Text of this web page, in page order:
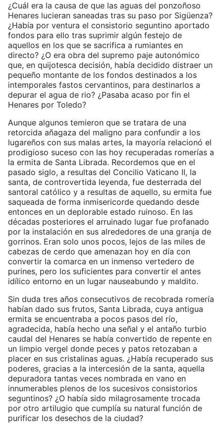
¿Cuál era la causa de que las aguas del ponzoñoso
Henares lucieran saneadas tras su paso por Sigüenza?
¿Había por ventura el consistorio seguntino aportado
fondos para ello tras suprimir algún festejo de
aquellos en los que se sacrifica a rumiantes en
directo? ¿O era obra del supremo paje autonómico
que, en quijotesca decisión, había decidido distraer un
pequeño montante de los fondos destinados a los
intemporales fastos cervantinos, para destinarlos a
depurar el agua de rio? ¿Pasaba acaso por fin el
Henares por Toledo?
Aunque algunos temieron que se tratara de una
retorcida añagaza del maligno para confundir a los
lugareños con sus malas artes, la mayoría relacionó el
prodigioso suceso con las hoy recuperadas romerías a
la ermita de Santa Librada. Recordemos que en el
pasado siglo, a resultas del Concilio Vaticano II, la
santa, de controvertida leyenda, fue desterrada del
santoral católico y a resultas de aquello, su ermita fue
saqueada de forma inmisericorde quedando desde
entonces en un deplorable estado ruinoso. En las
décadas posteriores el arruinado lugar fue profanado
por la instalación en sus alrededores de una granja de
gorrinos. Eran solo unos pocos, lejos de las miles de
cabezas de cerdo que amenazan hoy en día con
convertir la comarca en un inmenso vertedero de
purines, pero los suficientes para convertir el antes
idílico entorno en un lugar nauseabundo y maldito.
Sin duda tres años consecutivos de recobrada romería
habían dado sus frutos, Santa Librada, cuya antigua
ermita se encuentraba a pocos pasos del río,
agradecida, había hecho una señal y el antaño turbio
caudal del Henares se había convertido de repente en
un limpio vergel donde peces y patos retozaban a
placer en sus cristalinas aguas. ¿Había recuperado sus
poderes, gracias a la intercesión de la santa, aquella
depuradora tantas veces nombrada en vano en
innumerables plenos de los sucesivos consistorios
seguntinos? ¿O había sido milagrosamente trocada
por otro artilugio que cumplía su natural función de
purificar los desechos de la ciudad?